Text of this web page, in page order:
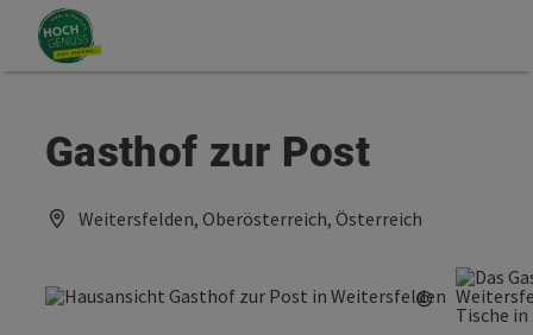
Zum Inhalt
Zum Seitenanfang
Gasthof zur Post
Weitersfelden, Oberösterreich, Österreich
©